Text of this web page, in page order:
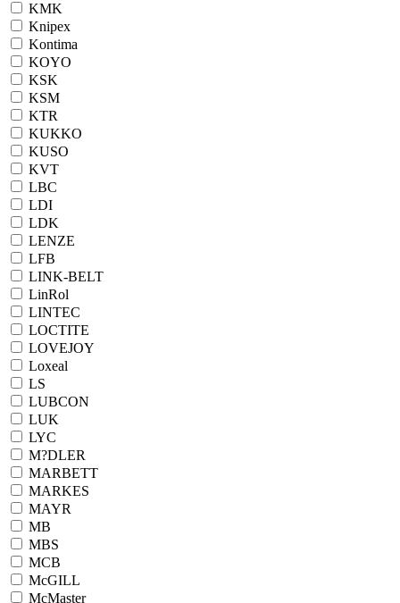
KMK
Knipex
Kontima
KOYO
KSK
KSM
KTR
KUKKO
KUSO
KVT
LBC
LDI
LDK
LENZE
LFB
LINK-BELT
LinRol
LINTEC
LOCTITE
LOVEJOY
Loxeal
LS
LUBCON
LUK
LYC
M?DLER
MARBETT
MARKES
MAYR
MB
MBS
MCB
McGILL
McMaster